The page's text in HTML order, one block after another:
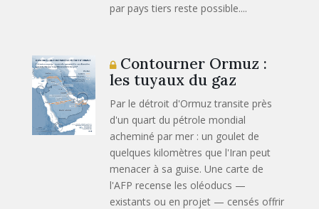
par pays tiers reste possible....
Contourner Ormuz :
les tuyaux du gaz
Par le détroit d'Ormuz transite près
d'un quart du pétrole mondial
acheminé par mer : un goulet de
quelques kilomètres que l'Iran peut
menacer à sa guise. Une carte de
l'AFP recense les oléoducs —
existants ou en projet — censés offrir